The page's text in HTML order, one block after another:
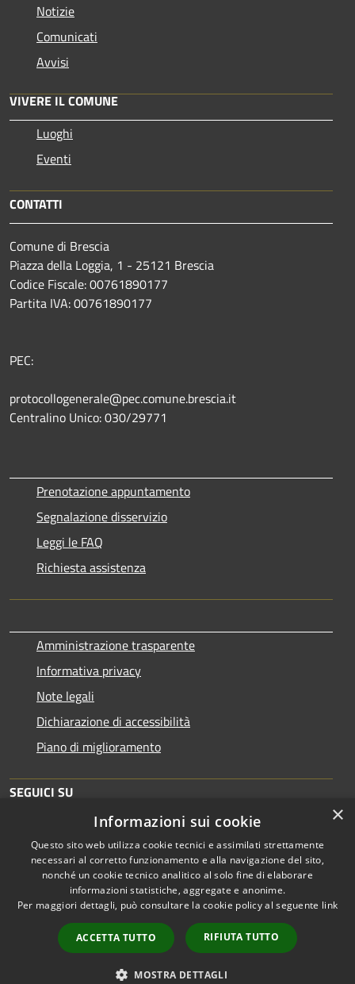
Notizie
Comunicati
Avvisi
VIVERE IL COMUNE
Luoghi
Eventi
CONTATTI
Comune di Brescia
Piazza della Loggia, 1 - 25121 Brescia
Codice Fiscale: 00761890177
Partita IVA: 00761890177
PEC:
protocollogenerale@pec.comune.brescia.it
Centralino Unico: 030/29771
Prenotazione appuntamento
Segnalazione disservizio
Leggi le FAQ
Richiesta assistenza
Amministrazione trasparente
Informativa privacy
Note legali
Dichiarazione di accessibilità
Piano di miglioramento
SEGUICI SU
RSS
Accessibilità
Copyright © 2026 • Comune di
Municipium•
Accesso
redazione
×
Informazioni sui cookie
Questo sito web utilizza cookie tecnici e assimilati strettamente
necessari al corretto funzionamento e alla navigazione del sito,
nonché un cookie tecnico analitico al solo fine di elaborare
informazioni statistiche, aggregate e anonime.
Per maggiori dettagli, può consultare la cookie policy al seguente link
ACCETTA TUTTO RIFIUTA TUTTO
MOSTRA DETTAGLI